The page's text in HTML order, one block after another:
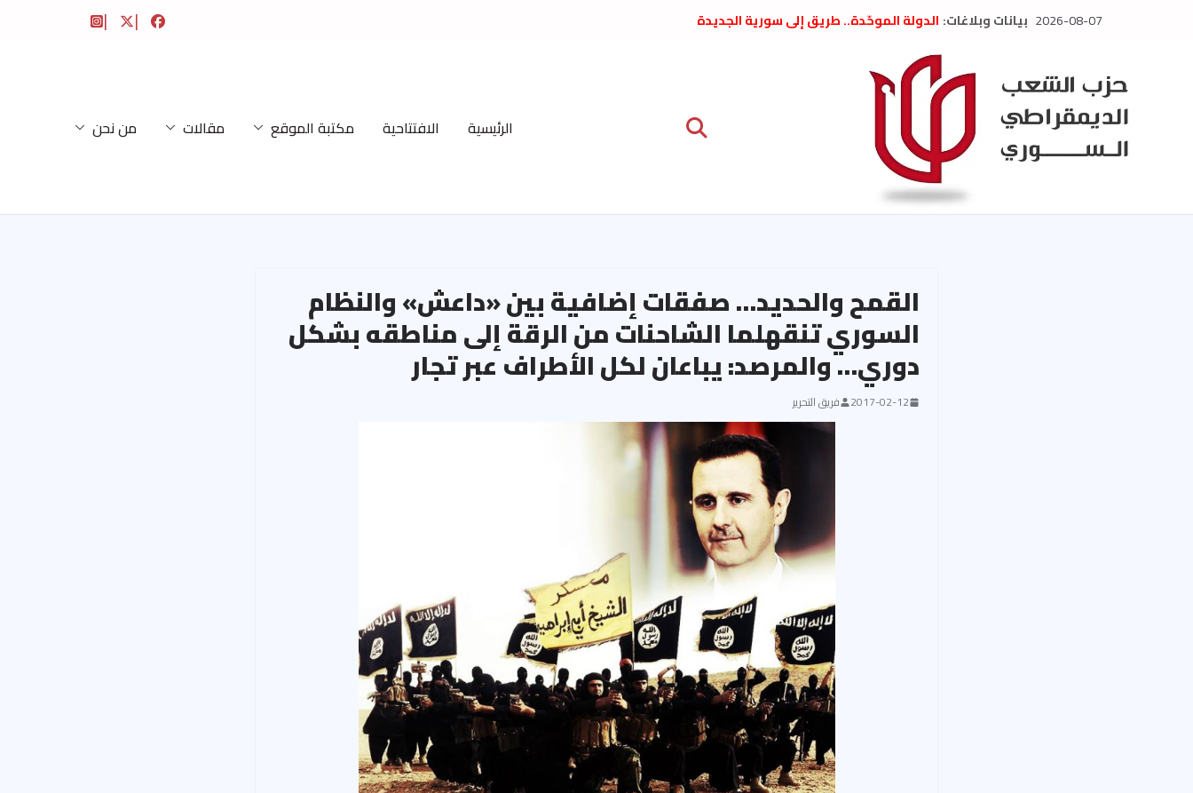
2026-08-07 بيانات وبلاغات: الدولة الموحّدة.. طريق إلى سورية الجديدة
تعزية بوفاة المناضل حسن عبدالعظيم الأمين
العام السابق لحزب الاتحاد الاشتراكي العربي
الديمقراطي
بلاغ صادر عن اجتماع اللجنة المركزية نيسان
الحرب الأمريكية الإسرائيلية على نظام الملالي
في إيران .. بيان من حزب الشعب الديمقراطي
السوري
الرئيسية الافتتاحية مكتبة الموقع مقالات من نحن
القمح والحديد… صفقات إضافية بين «داعش» والنظام
السوري تنقهلما الشاحنات من الرقة إلى مناطقه بشكل
دوري… والمرصد: يباعان لكل الأطراف عبر تجار
2017-02-12 فريق التحرير